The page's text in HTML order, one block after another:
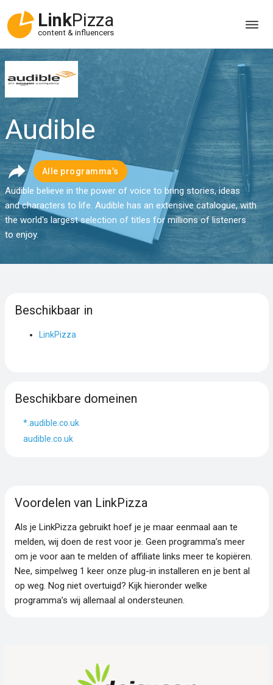
LinkPizza
content & influencers
Audible
Alle programma’s
Audible believe in the power of voice to bring stories, ideas
and characters to life. Audible has an extensive catalogue, with
the world's largest selection of titles for millions of listeners
to enjoy.
Beschikbaar in
LinkPizza
Beschikbare domeinen
*.audible.co.uk
audible.co.uk
Voordelen van LinkPizza
Als je LinkPizza gebruikt hoef je je maar eenmaal aan te
melden, wij doen de rest voor je. Geen programma’s meer
om je voor aan te melden of affiliate links meer te kopiëren.
Nee, simpelweg 1 keer onze plug-in installeren en je bent al
op weg. Nog niet overtuigd? Kijk hieronder welke
programma’s wij allemaal al ondersteunen.